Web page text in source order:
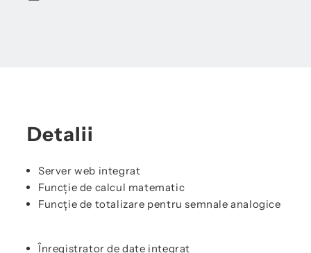
Detalii
Server web integrat
Funcție de calcul matematic
Funcție de totalizare pentru semnale analogice
Înregistrator de date integrat